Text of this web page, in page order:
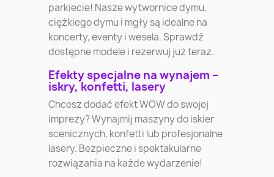
parkiecie! Nasze wytwornice dymu,
ciężkiego dymu i mgły są idealne na
koncerty, eventy i wesela. Sprawdź
dostępne modele i rezerwuj już teraz.
Efekty specjalne na wynajem –
iskry, konfetti, lasery
Chcesz dodać efekt WOW do swojej
imprezy? Wynajmij maszyny do iskier
scenicznych, konfetti lub profesjonalne
lasery. Bezpieczne i spektakularne
rozwiązania na każde wydarzenie!